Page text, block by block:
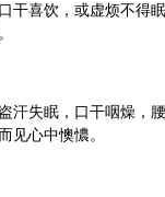
干喜饮，或虚烦不得
汗失眠，口干咽燥，
见心中懊憹。